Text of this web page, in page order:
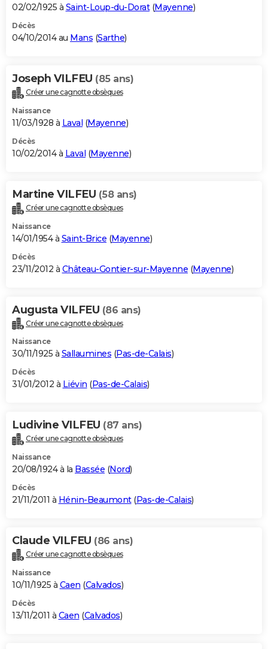
02/02/1925 à Saint-Loup-du-Dorat(Mayenne)
Décès
04/10/2014 au Mans (Sarthe)
Joseph VILFEU (85 ans)
Créer une cagnotte obsèques
Naissance
11/03/1928 à Laval (Mayenne)
Décès
10/02/2014 à Laval (Mayenne)
Martine VILFEU (58 ans)
Créer une cagnotte obsèques
Naissance
14/01/1954 à Saint-Brice (Mayenne)
Décès
23/11/2012 à Château-Gontier-sur-Mayenne (Mayenne)
Augusta VILFEU (86 ans)
Créer une cagnotte obsèques
Naissance
30/11/1925 à Sallaumines (Pas-de-Calais)
Décès
31/01/2012 à Liévin (Pas-de-Calais)
Ludivine VILFEU (87 ans)
Créer une cagnotte obsèques
Naissance
20/08/1924 à la Bassée (Nord)
Décès
21/11/2011 à Hénin-Beaumont(Pas-de-Calais)
Claude VILFEU (86 ans)
Créer une cagnotte obsèques
Naissance
10/11/1925 à Caen (Calvados)
Décès
13/11/2011 à Caen (Calvados)